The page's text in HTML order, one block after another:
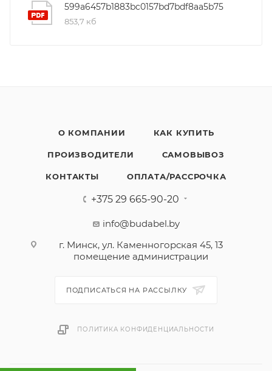
599a6457b1883bc0157bd7bdf8aa5b75
853,7 кб
О КОМПАНИИ КАК КУПИТЬ
ПРОИЗВОДИТЕЛИ САМОВЫВОЗ
КОНТАКТЫ ОПЛАТА/РАССРОЧКА
+375 29 665-90-20
info@budabel.by
г. Минск, ул. Каменногорская 45, 13
помещение администрации
ПОДПИСАТЬСЯ НА РАССЫЛКУ
ПОЛИТИКА КОНФИДЕНЦИАЛЬНОСТИ